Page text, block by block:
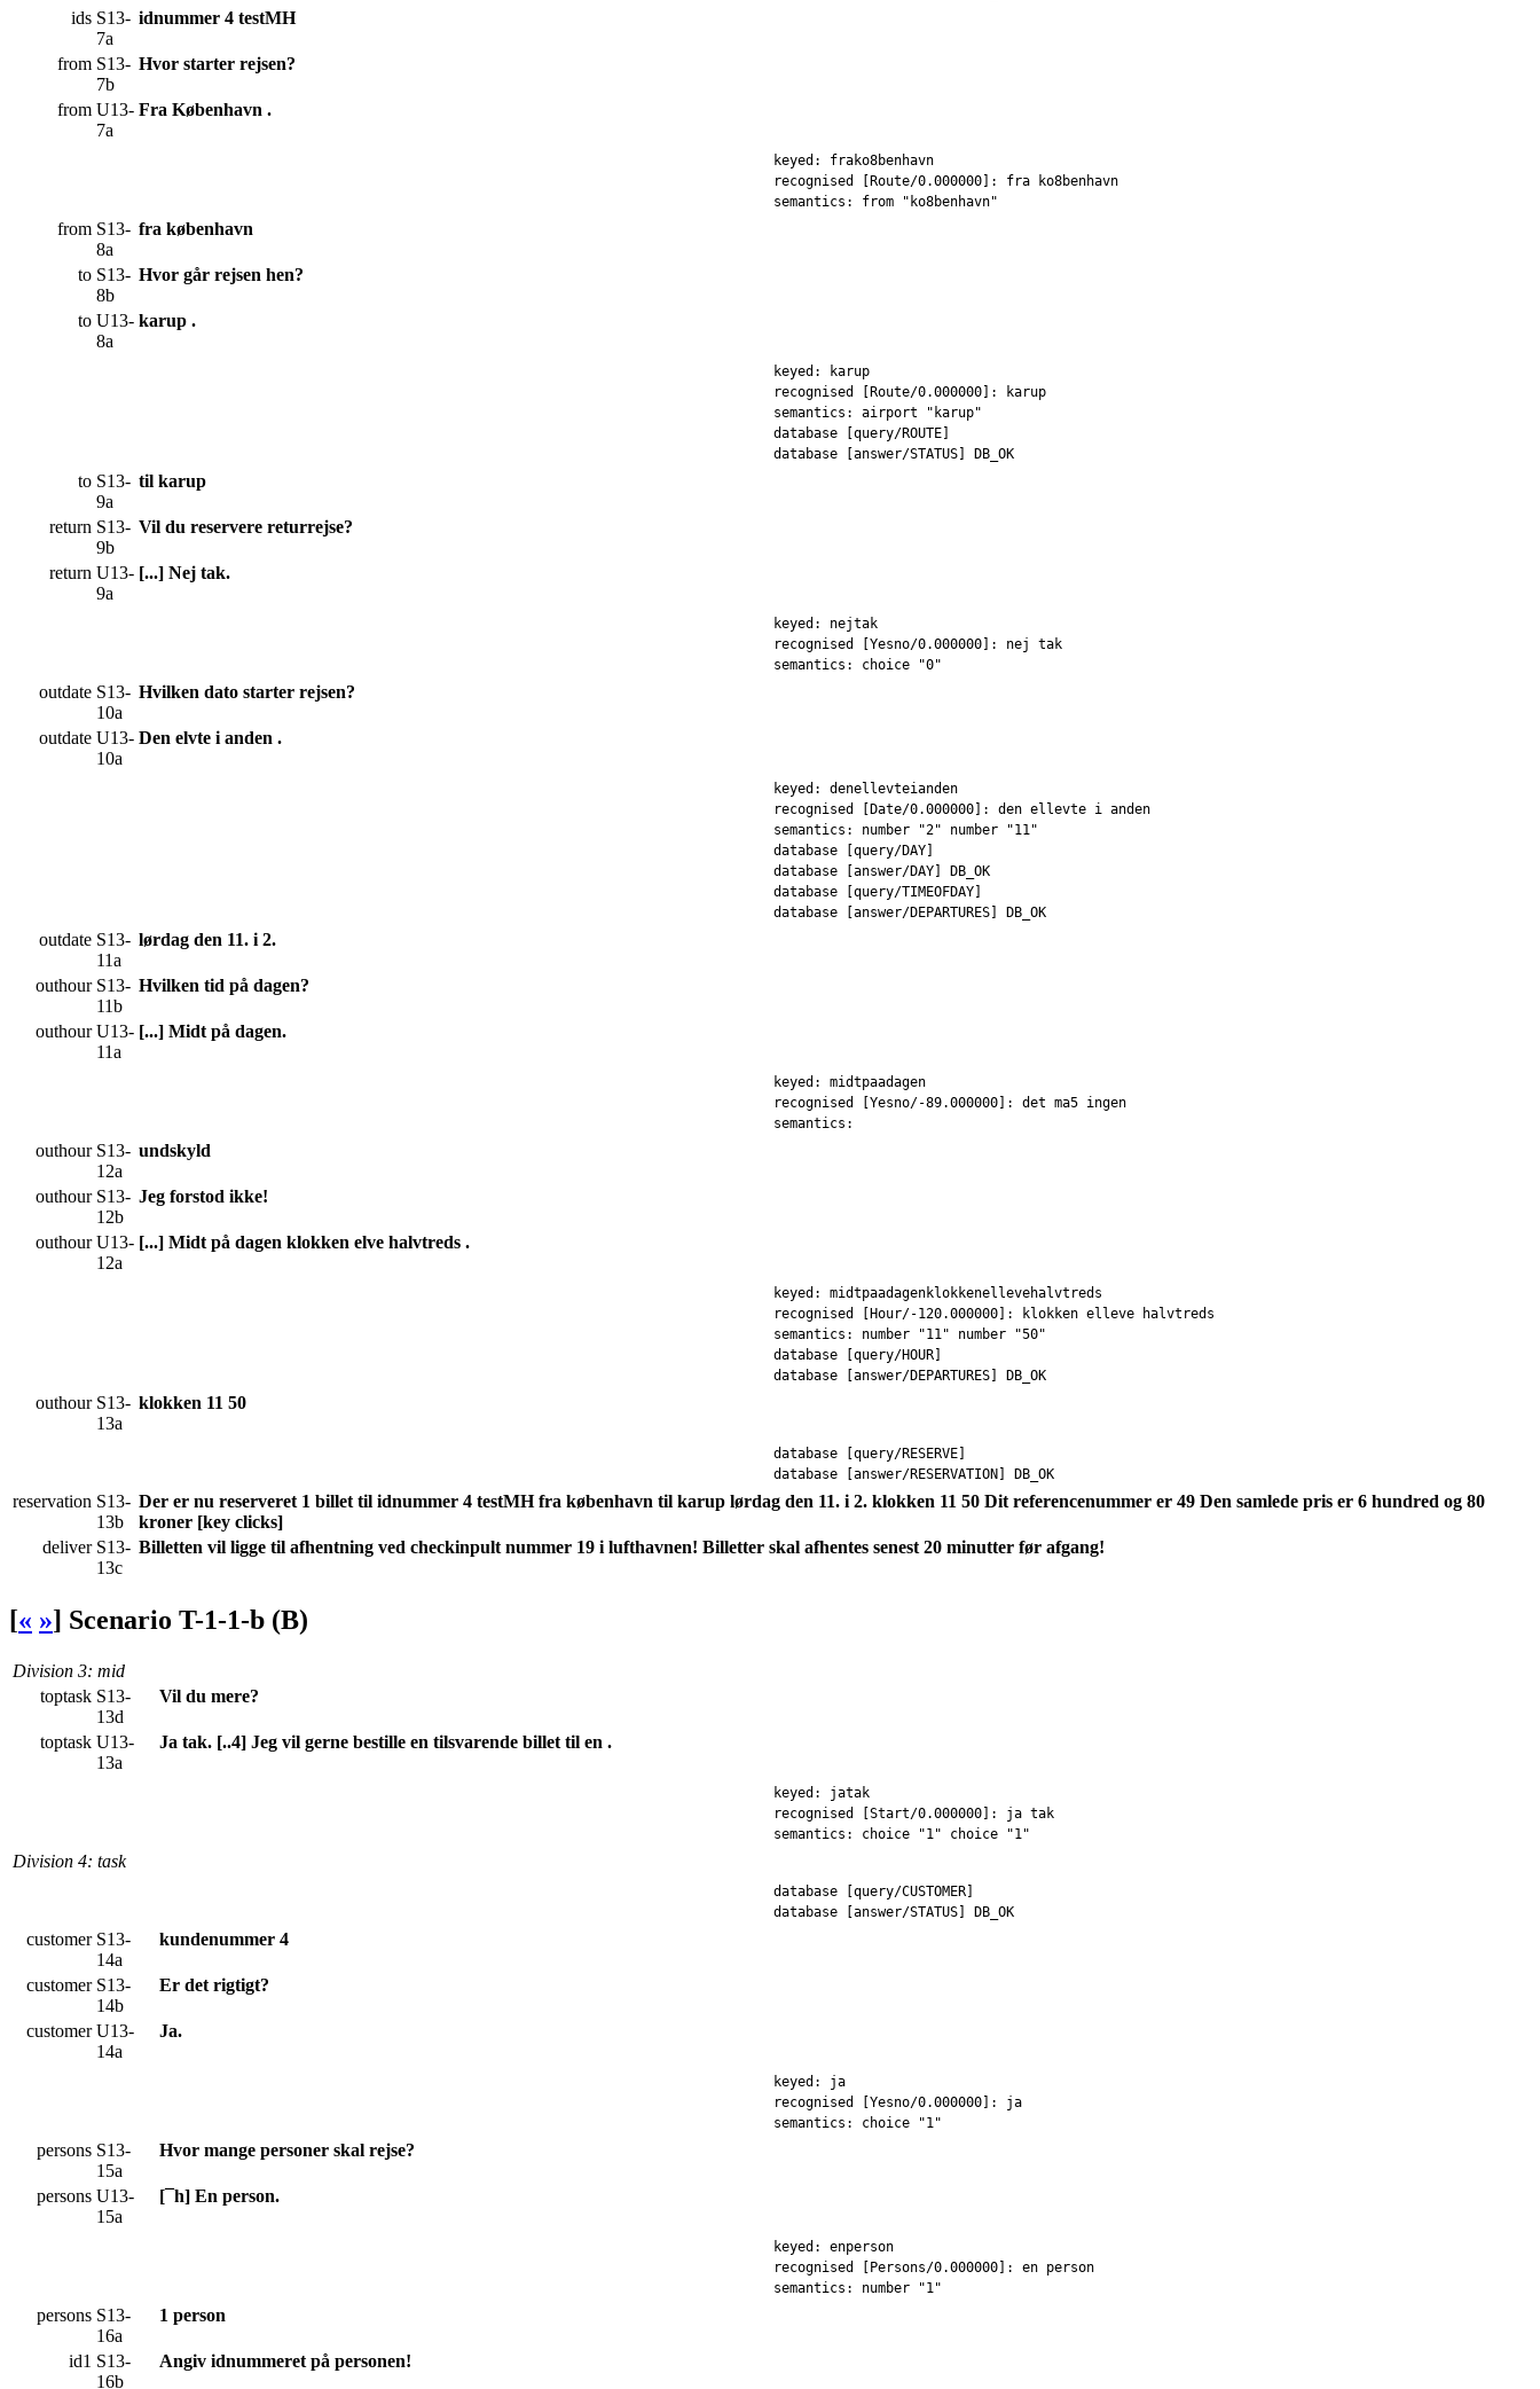
ids S13-
7a
idnummer 4 testMH
from S13-
7b
Hvor starter rejsen?
from U13-
7a
Fra København .
keyed: frako8benhavn
recognised [Route/0.000000]: fra ko8benhavn
semantics: from "ko8benhavn"
from S13-
8a
fra københavn
to S13-
8b
Hvor går rejsen hen?
to U13-
8a
karup .
keyed: karup
recognised [Route/0.000000]: karup
semantics: airport "karup"
database [query/ROUTE]
database [answer/STATUS] DB_OK
to S13-
9a
til karup
return S13-
9b
Vil du reservere returrejse?
return U13-
9a
[...] Nej tak.
keyed: nejtak
recognised [Yesno/0.000000]: nej tak
semantics: choice "0"
outdate S13-
10a
Hvilken dato starter rejsen?
outdate U13-
10a
Den elvte i anden .
keyed: denellevteianden
recognised [Date/0.000000]: den ellevte i anden
semantics: number "2" number "11"
database [query/DAY]
database [answer/DAY] DB_OK
database [query/TIMEOFDAY]
database [answer/DEPARTURES] DB_OK
outdate S13-
11a
lørdag den 11. i 2.
outhour S13-
11b
Hvilken tid på dagen?
outhour U13-
11a
[...] Midt på dagen.
keyed: midtpaadagen
recognised [Yesno/-89.000000]: det ma5 ingen
semantics:
outhour S13-
12a
undskyld
outhour S13-
12b
Jeg forstod ikke!
outhour U13-
12a
[...] Midt på dagen klokken elve halvtreds .
keyed: midtpaadagenklokkenellevehalvtreds
recognised [Hour/-120.000000]: klokken elleve halvtreds
semantics: number "11" number "50"
database [query/HOUR]
database [answer/DEPARTURES] DB_OK
outhour S13-
13a
klokken 11 50
database [query/RESERVE]
database [answer/RESERVATION] DB_OK
reservation S13-
13b
Der er nu reserveret 1 billet til idnummer 4 testMH fra københavn til karup lørdag den 11. i 2. klokken 11 50 Dit referencenummer er 49 Den samlede pris er 6 hundred og 80
kroner [key clicks]
deliver S13-
13c
Billetten vil ligge til afhentning ved checkinpult nummer 19 i lufthavnen! Billetter skal afhentes senest 20 minutter før afgang!
[« »] Scenario T-1-1-b (B)
Division 3: mid
toptask S13-
13d
Vil du mere?
toptask U13-
13a
Ja tak. [..4] Jeg vil gerne bestille en tilsvarende billet til en .
keyed: jatak
recognised [Start/0.000000]: ja tak
semantics: choice "1" choice "1"
Division 4: task
database [query/CUSTOMER]
database [answer/STATUS] DB_OK
customer S13-
14a
kundenummer 4
customer S13-
14b
Er det rigtigt?
customer U13-
14a
Ja.
keyed: ja
recognised [Yesno/0.000000]: ja
semantics: choice "1"
persons S13-
15a
Hvor mange personer skal rejse?
persons U13-
15a
[¯h] En person.
keyed: enperson
recognised [Persons/0.000000]: en person
semantics: number "1"
persons S13-
16a
1 person
id1 S13-
16b
Angiv idnummeret på personen!